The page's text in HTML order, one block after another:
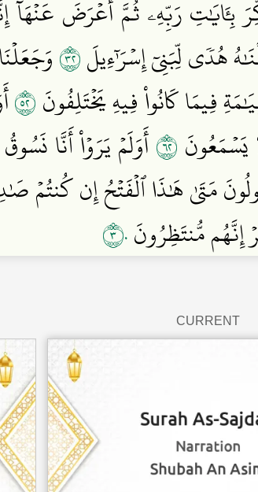
رَبِّهِۦ ثُمَّ أَعۡرَضَ عَنۡهَآۚ
هُدٗى لِّبَنِيٓ إِسۡرَٰٓءِيلَ٢٣
فِيمَا كَانُواْ فِيهِ يَخۡتَلِفُونَ٢٥
٢٦أَوَلَمۡ يَرَوۡاْ أَنَّا
مَتَىٰ هَٰذَا ٱلۡفَتۡحُ إِن كُنتُمۡ
مُّنتَظِرُونَ٣٠
CURRENT